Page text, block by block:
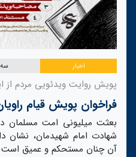
اخبار سه شنبه
پویش روایت ویدئویی مردم از
فراخوان پویش قیام
بعثت میلیونی امت مسلمان
شهادت امام شهیدمان، نشان
آن چنان مستحکم و عمیق است